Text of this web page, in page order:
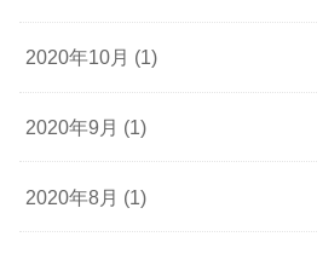
2020年10月 (1)
2020年9月 (1)
2020年8月 (1)